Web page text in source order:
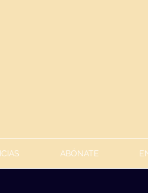
ABÓNATE